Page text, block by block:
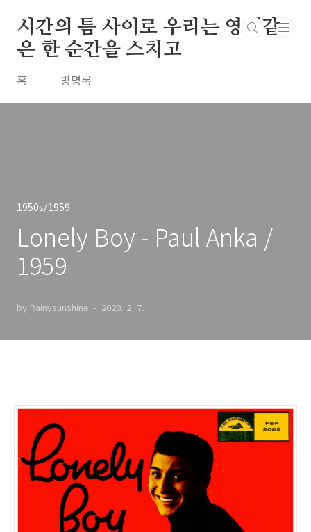
시간의 틈 사이로 우리는 영원같
은 한 순간을 스치고
홈 방명록
1950s/1959
Lonely Boy - Paul Anka /
1959
by Rainysunshine 2020. 2. 7.